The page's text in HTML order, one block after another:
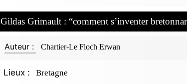
Gildas Grimault : “comment s’inventer
Auteur : Chartier-Le Floch Erwan
Lieux : Bretagne